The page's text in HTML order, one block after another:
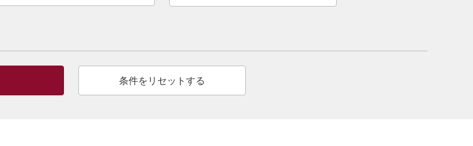
条件をリセットする